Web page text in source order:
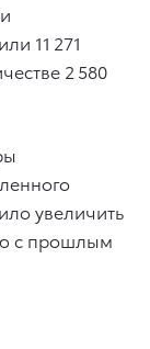
11 271
2 580
увеличить
с прошлым